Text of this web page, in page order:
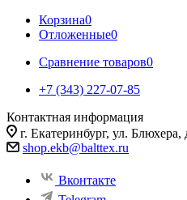
Корзина0
Отложенные0
Сравнение товаров0
+7 (343) 227-07-85
Контактная информация
г. Екатеринбург, ул. Блюхера,
shop.ekb@balttex.ru
Вконтакте